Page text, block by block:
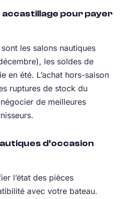
pour payer
les salons nautiques
les soldes de
en été. L’achat hors-saison
ruptures de stock du
de meilleures
d’occasion
l’état des pièces
avec votre bateau.